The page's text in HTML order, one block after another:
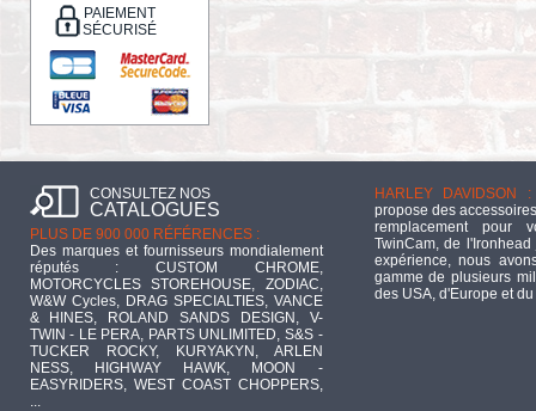
PAIEMENT
SÉCURISÉ
CONSULTEZ NOS
CATALOGUES
PLUS DE 900 000 RÉFÉRENCES :
Des marques et fournisseurs mondialement
réputés : CUSTOM CHROME,
MOTORCYCLES STOREHOUSE, ZODIAC,
W&W Cycles, DRAG SPECIALTIES, VANCE
& HINES, ROLAND SANDS DESIGN, V-
TWIN - LE PERA, PARTS UNLIMITED, S&S -
TUCKER ROCKY, KURYAKYN, ARLEN
NESS, HIGHWAY HAWK, MOON -
EASYRIDERS, WEST COAST CHOPPERS,
...
HARLEY DAVIDSON :
propose des
remplacement pour
TwinCam, de
expérience, nous
gamme de plusieurs
des USA, d'Europe et